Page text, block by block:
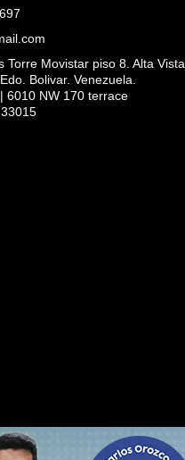
Torre Movistar piso 8. Alta Vista.
Bolivar. Venezuela.
6010 NW 170 terrace